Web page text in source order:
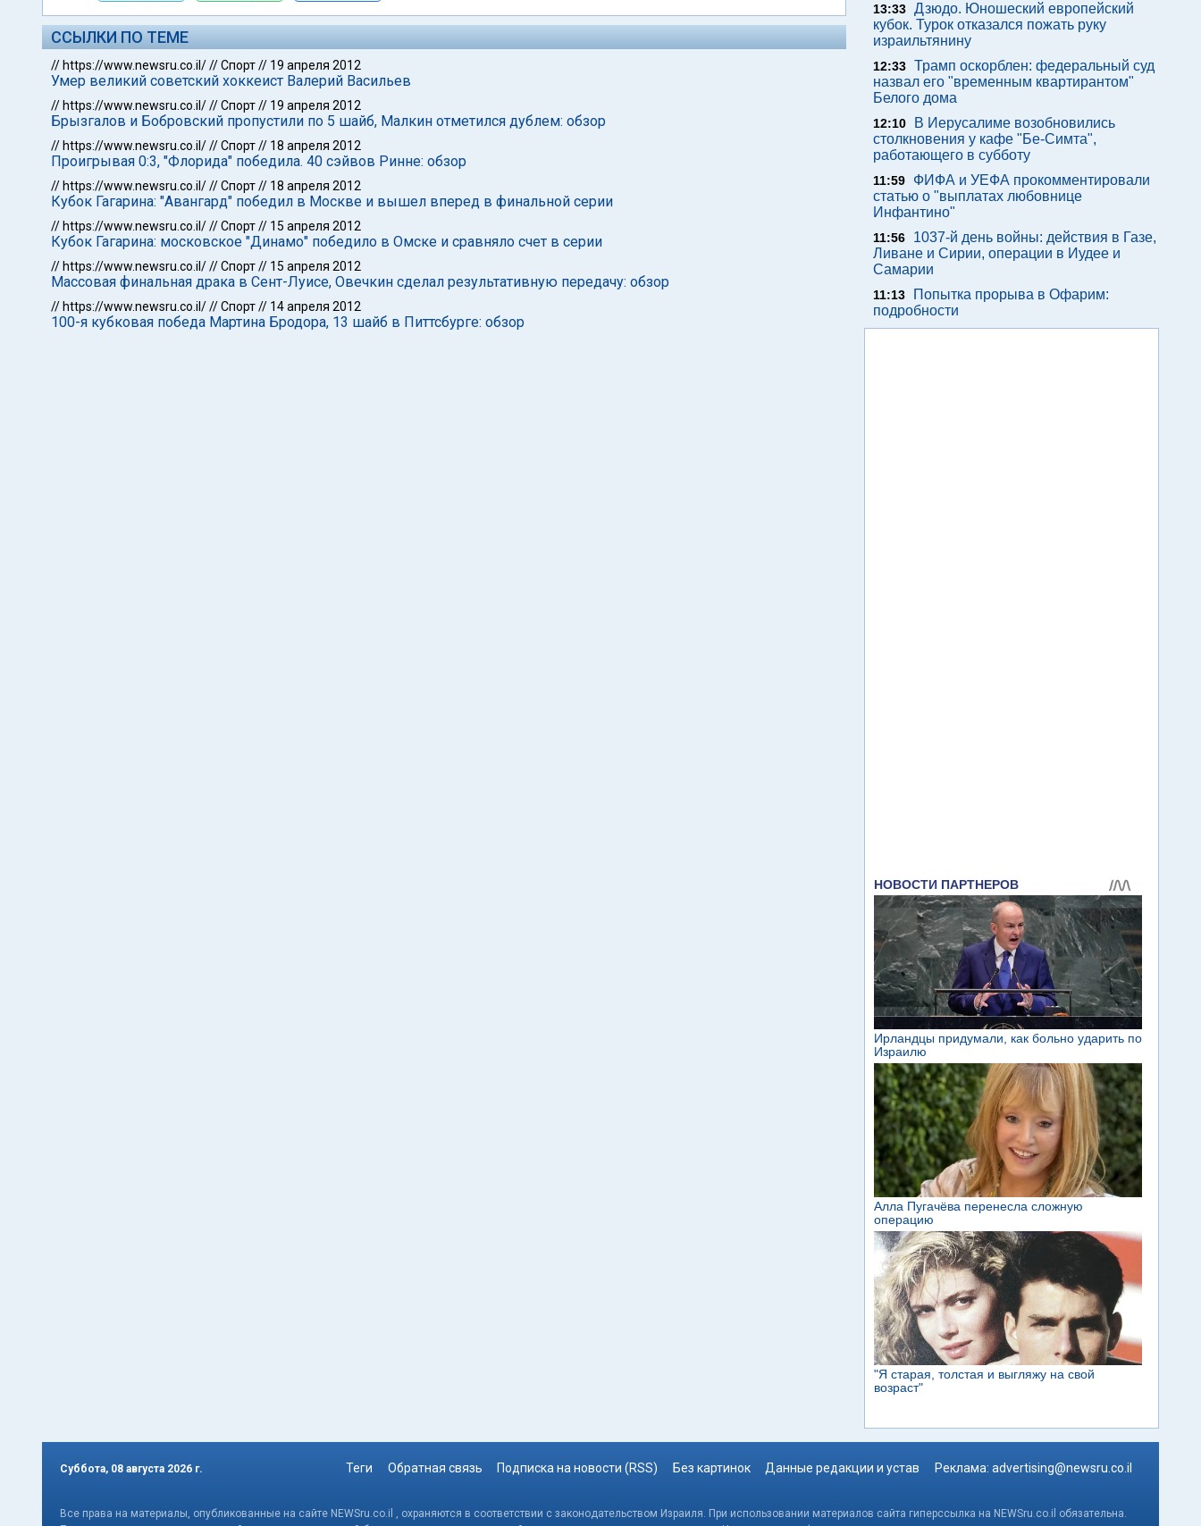
ССЫЛКИ ПО ТЕМЕ
// https://www.newsru.co.il///Спорт// 19 апреля 2012
Умер великий советский хоккеист Валерий Васильев
// https://www.newsru.co.il///Спорт// 19 апреля 2012
Брызгалов и Бобровский пропустили по 5 шайб, Малкин отметился дублем: обзор
// https://www.newsru.co.il///Спорт// 18 апреля 2012
Проигрывая 0:3, "Флорида" победила. 40 сэйвов Ринне: обзор
// https://www.newsru.co.il///Спорт// 18 апреля 2012
Кубок Гагарина: "Авангард" победил в Москве и вышел вперед в финальной серии
// https://www.newsru.co.il///Спорт// 15 апреля 2012
Кубок Гагарина: московское "Динамо" победило в Омске и сравняло счет в серии
// https://www.newsru.co.il///Спорт// 15 апреля 2012
Массовая финальная драка в Сент-Луисе, Овечкин сделал результативную передачу: обзор
// https://www.newsru.co.il///Спорт// 14 апреля 2012
100-я кубковая победа Мартина Бродора, 13 шайб в Питтсбурге: обзор
13:33 Дзюдо. Юношеский европейский
кубок. Турок отказался пожать руку
израильтянину
12:33 Трамп оскорблен: федеральный суд
назвал его "временным квартирантом"
Белого дома
12:10
В Иерусалиме возобновились
столкновения у кафе "Бе-Симта",
работающего в субботу
11:59
ФИФА и УЕФА прокомментировали
статью о "выплатах любовнице
Инфантино"
11:56
1037-й день войны: действия в Газе,
Ливане и Сирии, операции в Иудее и
Самарии
11:13
Попытка прорыва в Офарим:
подробности
Суббота, 08 августа 2026 г. Теги Обратная связь Подписка на новости (RSS) Без картинок Данные редакции и устав Реклама: advertising@newsru.co.il
Все права на материалы, опубликованные на сайте NEWSru.co.il , охраняются в соответствии с законодательством Израиля. При использовании материалов сайта гиперссылка на NEWSru.co.il обязательна.